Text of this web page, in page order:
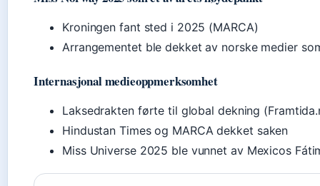
Kroningen fant sted i 2025 (MARCA)
Arrangementet ble dekket av norske medier
Internasjonal medieoppmerksomhet
Laksedrakten førte til global dekning
Hindustan Times og MARCA dekket saken
Miss Universe 2025 ble vunnet av Mexicos